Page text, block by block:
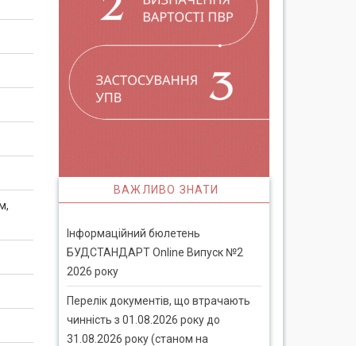
ВАЖЛИВО ЗНАТИ
Інформаційний бюлетень
БУДСТАНДАРТ Online Випуск №2
2026 року
Перелік документів, що втрачають
чинність з 01.08.2026 року до
31.08.2026 року (станом на